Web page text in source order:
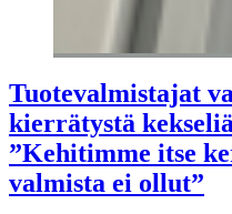
Tuotevalmistajat
kierrätystä
”Kehitimme itse
valmista ei ollut”